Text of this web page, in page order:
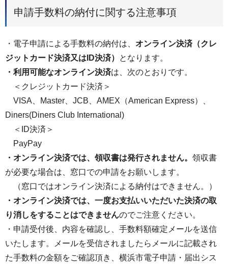
申請手数料の納付に関する注意事項
・電子申請による手数料の納付は、 オンライン決済（クレ
ジットカード決済又はID決済）
となります。
・利用可能なオンライン決済は、次のとおりです。
＜クレジットカード決済＞
VISA、Master、JCB、AMEX（American Express）、
Diners(Diners Club International)
＜ID決済＞
PayPay
・オンライン決済では、領収書は発行されません。 領収書
が必要な場合は、窓口での申請をお願いします。
（窓口ではオンライン決済による納付はできません。）
・オンライン決済では、一度お支払いいただいた決済の取
り消しをすることはできませんのでご注意ください。
・申請受付後、内容を確認し、手数料額確定メールを送信
いたします。メールを受信されましたらメールに記載され
た手数料の金額をご確認頂き、横浜市電子申請・届出シス